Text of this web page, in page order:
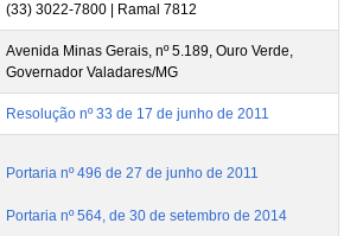
(33) 3022-7800 | Ramal 7812
Avenida Minas Gerais, nº 5.189, Ouro Verde,
Governador Valadares/MG
Resolução nº 33 de 17 de junho de 2011
Portaria nº 496 de 27 de junho de 2011
Portaria nº 564, de 30 de setembro de 2014